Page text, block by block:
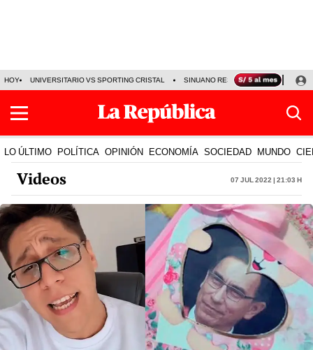
HOY UNIVERSITARIO VS SPORTING CRISTAL SINUANO RESULTADOS HOY
LO ÚLTIMO POLÍTICA OPINIÓN ECONOMÍA SOCIEDAD MUNDO
Videos 07 Jul 2022 | 21:03 h